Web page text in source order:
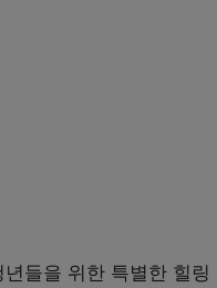
년들을 위한 특별한 힐